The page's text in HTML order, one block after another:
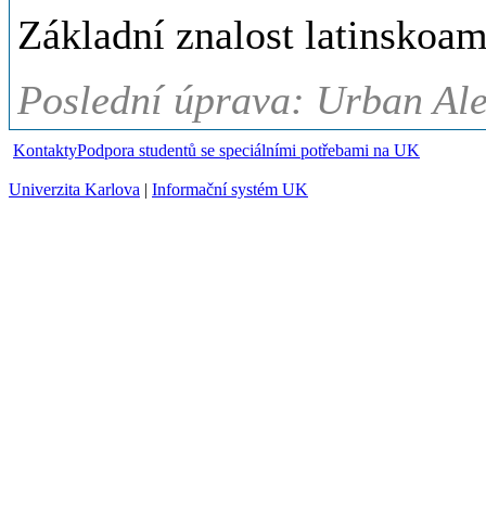
Základní znalost
Poslední úprava: Urban
KontaktyPodpora studentů se speciálními potřebami na UK
Univerzita Karlova | Informační systém UK